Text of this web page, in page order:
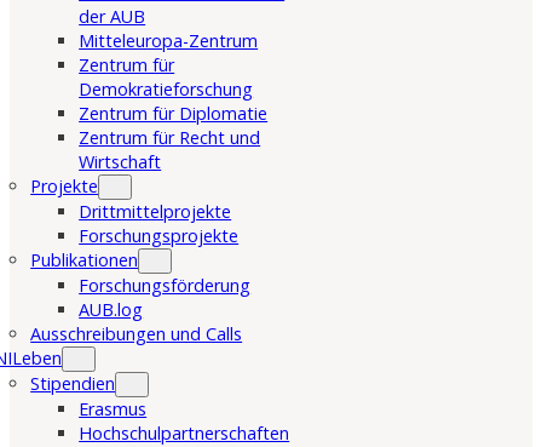
der AUB
Mitteleuropa-Zentrum
Zentrum für
Demokratieforschung
Zentrum für Diplomatie
Zentrum für Recht und
Wirtschaft
Projekte
Drittmittelprojekte
Forschungsprojekte
Publikationen
Forschungsförderung
AUB.log
Ausschreibungen und Calls
Stipendien
Erasmus
Hochschulpartnerschaften